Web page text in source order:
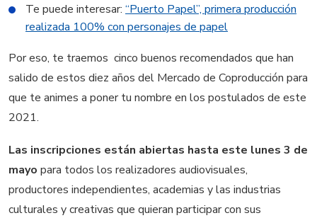
Te puede interesar: ​“Puerto Papel”, primera producción
realizada 100% con personajes de papel
Por eso, te traemos cinco buenos recomendados que han
salido de estos diez años del Mercado de Coproducción para
que te animes a poner tu nombre en los postulados de este
2021.
Las inscripciones están abiertas hasta este lunes 3 de
mayo para todos los realizadores audiovisuales,
productores independientes, academias y las industrias
culturales y creativas que quieran participar con sus